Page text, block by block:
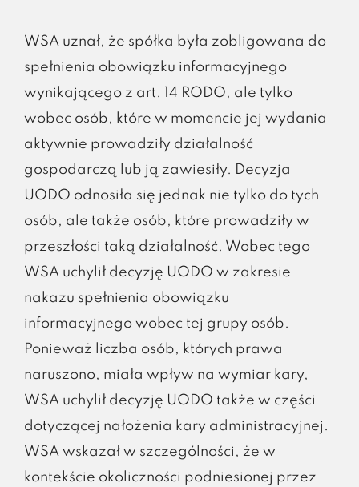
WSA uznał, że spółka była zobligowana do
spełnienia obowiązku informacyjnego
wynikającego z art. 14 RODO, ale tylko
wobec osób, które w momencie jej wydania
aktywnie prowadziły działalność
gospodarczą lub ją zawiesiły. Decyzja
UODO odnosiła się jednak nie tylko do tych
osób, ale także osób, które prowadziły w
przeszłości taką działalność. Wobec tego
WSA uchylił decyzję UODO w zakresie
nakazu spełnienia obowiązku
informacyjnego wobec tej grupy osób.
Ponieważ liczba osób, których prawa
naruszono, miała wpływ na wymiar kary,
WSA uchylił decyzję UODO także w części
dotyczącej nałożenia kary administracyjnej.
WSA wskazał w szczególności, że w
kontekście okoliczności podniesionej przez